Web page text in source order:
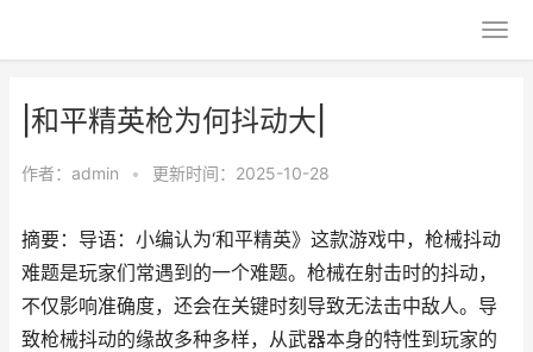
|和平精英枪为何抖动大|
作者： admin • 更新时间：2025-10-28
摘要：导语：小编认为‘和平精英》这款游戏中，枪械抖动
难题是玩家们常遇到的一个难题。枪械在射击时的抖动，
不仅影响准确度，还会在关键时刻导致无法击中敌人。导
致枪械抖动的缘故多种多样，从武器本身的特性到玩家的